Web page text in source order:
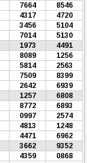
7664
8546
4317
4720
3456
5104
7014
5130
1973
4491
8089
1256
5814
2563
7509
8399
2642
6939
1257
6808
8772
6893
0997
2574
4813
1248
4471
6962
3662
9352
4359
0868